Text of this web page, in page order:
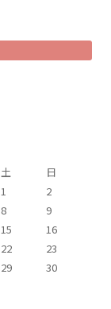
土
日
1
2
8
9
15
16
22
23
29
30